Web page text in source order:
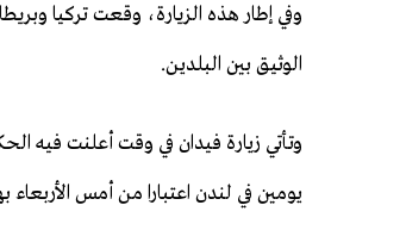
وفي إطار هذه الزيارة، وقعت تركيا
الوثيق بين البلدين.
يومين في لندن اعتبارا من أمس